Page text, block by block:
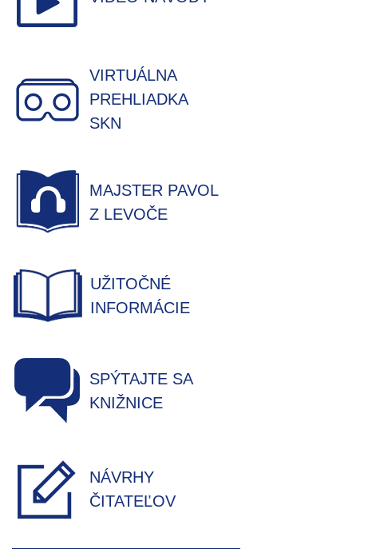
VIRTUÁLNA
PREHLIADKA
SKN
MAJSTER PAVOL
Z LEVOČE
UŽITOČNÉ
INFORMÁCIE
SPÝTAJTE SA
KNIŽNICE
NÁVRHY
ČITATEĽOV